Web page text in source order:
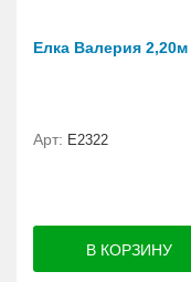
Елка Валерия 2,20м
Арт: E2322